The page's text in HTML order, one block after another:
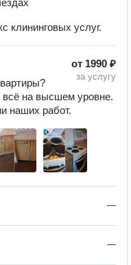
клининговых услуг.
от 1990 ₽
за услугу
на высшем уровне.
наших работ.
—
—